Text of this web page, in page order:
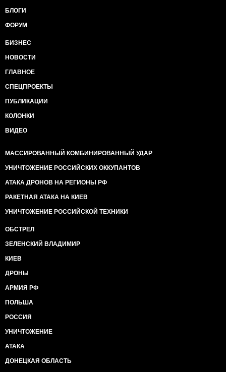
БЛОГИ
ФОРУМ
БИЗНЕС
НОВОСТИ
ГЛАВНОЕ
СПЕЦПРОЕКТЫ
ПУБЛИКАЦИИ
КОЛОНКИ
ВИДЕО
МАССИРОВАННЫЙ КОМБИНИРОВАННЫЙ УДАР
УНИЧТОЖЕНИЕ РОССИЙСКИХ ОККУПАНТОВ
АТАКА ДРОНОВ НА РЕГИОНЫ РФ
РАКЕТНАЯ АТАКА НА КИЕВ
УНИЧТОЖЕНИЕ РОССИЙСКОЙ ТЕХНИКИ
ОБСТРЕЛ
ЗЕЛЕНСКИЙ ВЛАДИМИР
КИЕВ
ДРОНЫ
АРМИЯ РФ
ПОЛЬША
РОССИЯ
УНИЧТОЖЕНИЕ
АТАКА
ДОНЕЦКАЯ ОБЛАСТЬ